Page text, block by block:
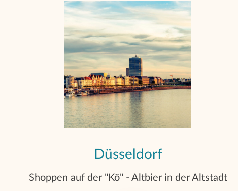
Düsseldorf
Shoppen auf der "Kö" - Altbier in der Altstadt